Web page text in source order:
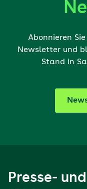
Abonnieren
Newsletter und
Stand in
Presse-